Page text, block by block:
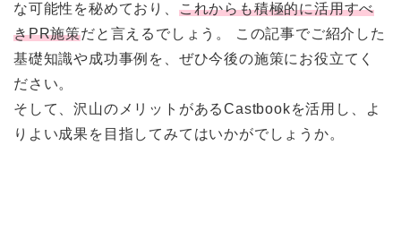
な可能性を秘めており、 これからも積極的に活用すべ
きPR施策だと言えるでしょう。 この記事でご紹介した
基礎知識や成功事例を、ぜひ今後の施策にお役立てく
ださい。
そして、沢山のメリットがあるCastbookを活用し、よ
りよい成果を目指してみてはいかがでしょうか。